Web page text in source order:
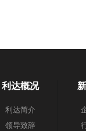
利达概况
利达简介
领导致辞